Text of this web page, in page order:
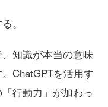
。
知識が本当の意味
ChatGPTを活用す
行動力」が加わっ